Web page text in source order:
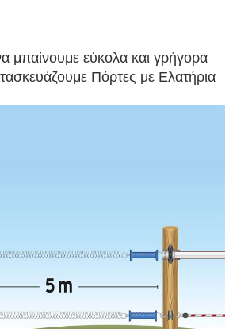
μπαίνουμε εύκολα και γρήγορα
Πόρτες με Ελατήρια